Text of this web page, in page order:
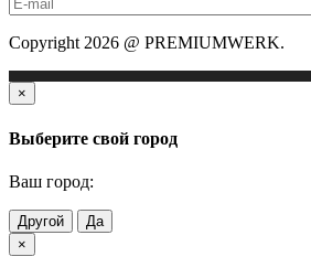
Copyright 2026 @ PREMIUMWERK.
×
Выберите свой город
Ваш город:
Другой
Да
×